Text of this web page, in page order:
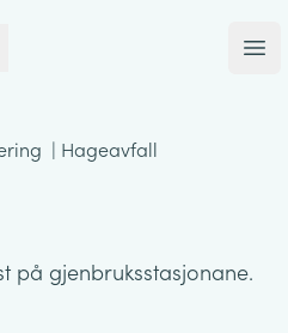
| Hageavfall
på gjenbruksstasjonane.